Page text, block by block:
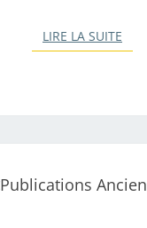
LIRE LA SUITE
Publications